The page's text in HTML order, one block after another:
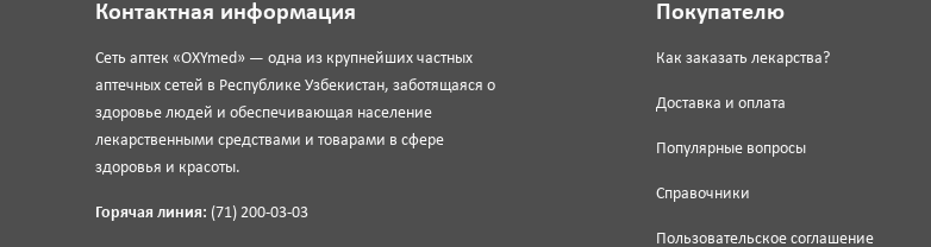
Контактная информация
Сеть аптек «OXYmed» — одна из крупнейших частных
аптечных сетей в Республике Узбекистан, заботящаяся о
здоровье людей и обеспечивающая население
лекарственными средствами и товарами в сфере
здоровья и красоты.
Горячая линия: (71) 200-03-03
Покупателю
Как заказать лекарства?
Доставка и оплата
Популярные вопросы
Справочники
Пользовательское соглашение